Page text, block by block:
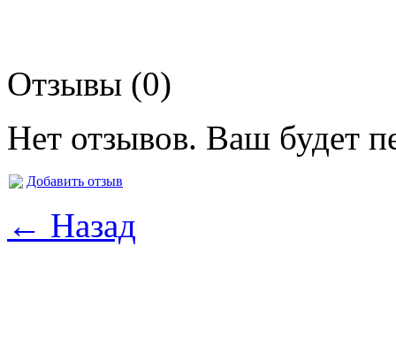
Отзывы (0)
Нет отзывов. Ваш будет
Добавить отзыв
← Назад